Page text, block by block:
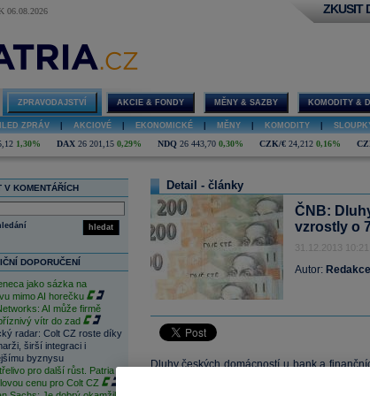
06.08.2026 ZKUSIT
ZPRAVODAJSTVÍ AKCIE & FONDY MĚNY & SAZBY KOMODITY &
ZPRÁV AKCIOVÉ EKONOMICKÉ MĚNY KOMODITY
1,30% DAX 26 201,15 0,29% NDQ 26 443,70 0,30% CZK/€ 24,212 0,16%
V KOMENTÁŘÍCH
hledat
DOPORUČENÍ
jako sázka na
mimo AI horečku
AI může firmě
vítr do zad
radar: Colt CZ roste díky
širší integraci i
byznysu
pro další růst. Patria
cenu pro Colt CZ
Detail - články
ČNB:
vzrostly o
31.12.2013 10:21
Autor: Redakce
Dluhy českých domácností u bank a